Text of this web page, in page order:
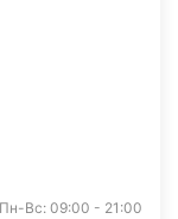
Пн-Вс: 09:00 - 21:00